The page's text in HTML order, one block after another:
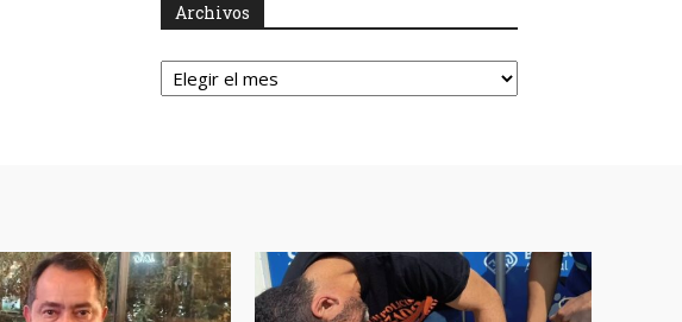
Archivos
Archivos